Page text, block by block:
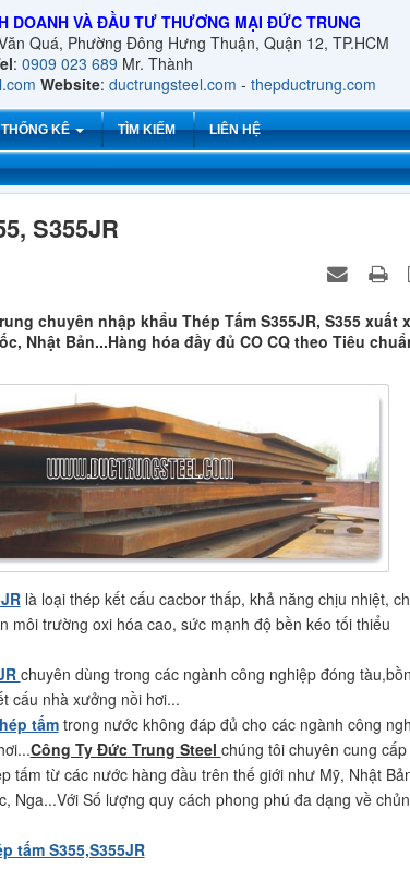
DOANH VÀ ĐẦU TƯ THƯƠNG MẠI ĐỨC TRUNG
Quá, Phường Đông Hưng Thuận, Quận 12, TP.HCM
: 0909 023 689 Mr. Thành
Website: ductrungsteel.com - thepductrung.com
THỐNG KÊ TÌM KIẾM LIÊN HỆ
S355JR
chuyên nhập khẩu Thép Tấm S355JR, S355 xuất
Nhật Bản...Hàng hóa đầy đủ CO CQ theo Tiêu
là loại thép kết cấu cacbor thấp, khả năng chịu nhiệt,
môi trường oxi hóa cao, sức mạnh độ bền kéo tối thiểu
chuyên dùng trong các ngành công nghiệp đóng
cấu nhà xưởng nồi hơi...
tấmtrong nước không đáp đủ cho các ngành công
Công Ty Đức Trung Steel chúng tôi chuyên cung cấp
tấm từ các nước hàng đầu trên thế giới như Mỹ, Nhật
Nga...Với Số lượng quy cách phong phú đa dạng về
tấm S355,S355JR